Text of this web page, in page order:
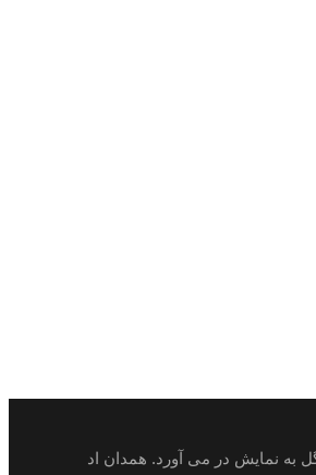
به نمایش در می آورد. همدان اد